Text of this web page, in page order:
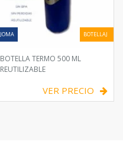
JOMA BOTELLAJ
BOTELLA TERMO 500 ML
REUTILIZABLE
VER PRECIO